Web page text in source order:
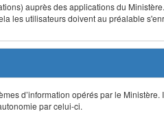
auprès des applications du
les utilisateurs doivent au préalable
d’information opérés par le
par celui-ci.